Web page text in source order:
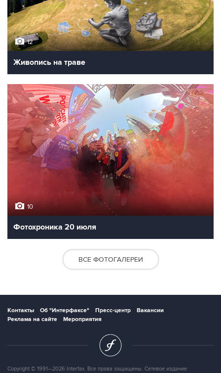
12
Живопись на траве
10
Фотохроника 20 июля
ВСЕ ФОТОГАЛЕРЕИ
Контакты Об "Интерфаксе" Пресс-центр
Вакансии
Реклама на сайте
Мероприятия
Copyright © 1991—2026 Interfax. Все права защищены. Сетевое издание